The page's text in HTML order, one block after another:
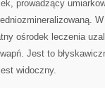
prowadzący
ośrodek leczenia
Jest to
widoczny.